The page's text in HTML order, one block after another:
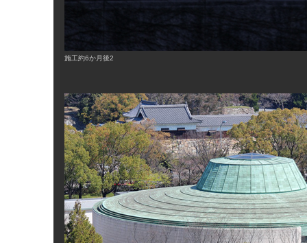
施工約6か月後2